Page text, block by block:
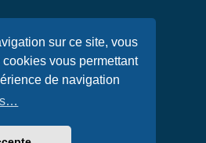
sur ce site, vous
vous permettant
de navigation